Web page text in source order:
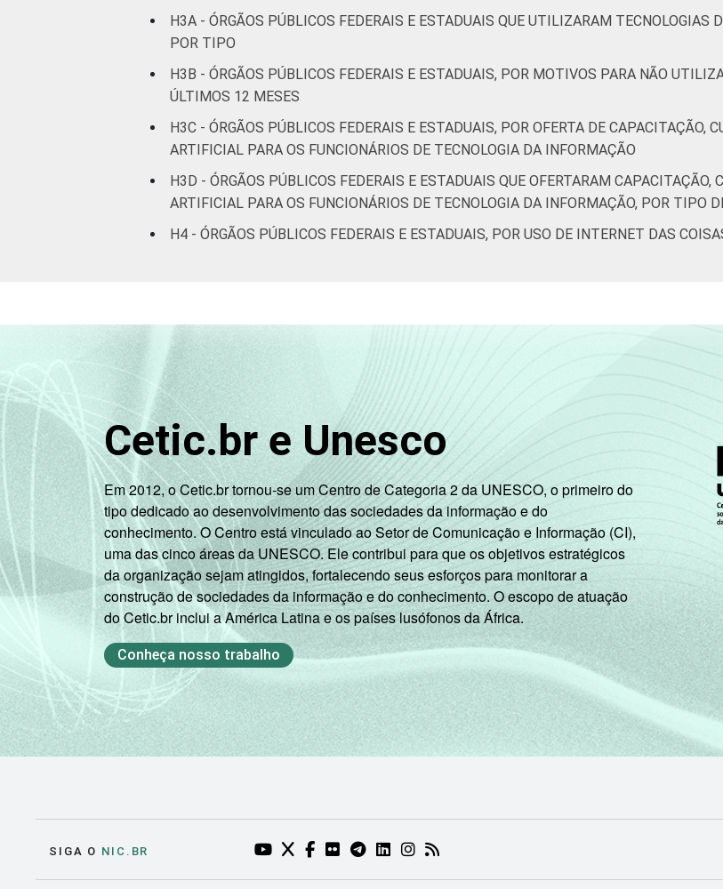
H3A - ÓRGÃOS PÚBLICOS FEDERAIS E ESTADUAIS QUE UTILIZARAM
POR TIPO
H3B - ÓRGÃOS PÚBLICOS FEDERAIS E ESTADUAIS, POR MOTIVOS PARA NÃO
ÚLTIMOS 12 MESES
H3C - ÓRGÃOS PÚBLICOS FEDERAIS E ESTADUAIS, POR OFERTA DE CAPACITAÇÃO,
ARTIFICIAL PARA OS FUNCIONÁRIOS DE TECNOLOGIA DA INFORMAÇÃO
H3D - ÓRGÃOS PÚBLICOS FEDERAIS E ESTADUAIS QUE OFERTARAM
ARTIFICIAL PARA OS FUNCIONÁRIOS DE TECNOLOGIA DA INFORMAÇÃO, POR TIPO
H4 - ÓRGÃOS PÚBLICOS FEDERAIS E ESTADUAIS, POR USO DE INTERNET DAS
Cetic.br e Unesco
Em 2012, o Cetic.br tornou-se um Centro de Categoria 2 da UNESCO, o primeiro do
tipo dedicado ao desenvolvimento das sociedades da informação e do
conhecimento. O Centro está vinculado ao Setor de Comunicação e Informação (CI),
uma das cinco áreas da UNESCO. Ele contribui para que os objetivos estratégicos
da organização sejam atingidos, fortalecendo seus esforços para monitorar a
construção de sociedades da informação e do conhecimento. O escopo de atuação
do Cetic.br inclui a América Latina e os países lusófonos da África.
Conheça nosso trabalho
SIGA O NIC.BR YOUTUBE DO NIC.BR (ABRE EM NOVA ABA)
TWITTER DO NIC.BR (ABRE EM NOVA ABA)
FACEBOOK DO NIC.BR (ABRE EM NOVA ABA)
FLICKR DO NIC.BR (ABRE EM NOVA ABA)
TELEGRAM DO NIC.BR (ABRE EM NOVA ABA)
LINKEDIN DO NIC.BR (ABRE EM NOVA ABA)
INSTAGRAM DO NIC.BR (ABRE EM NOVA ABA)
RSS DO NIC.BR (ABRE EM NOVA ABA)